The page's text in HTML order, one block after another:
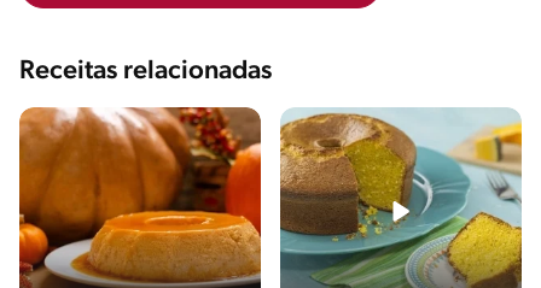
Receitas relacionadas